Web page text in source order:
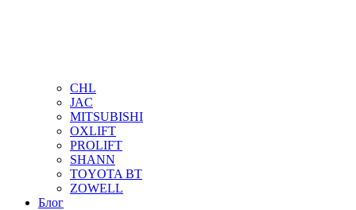
CHL
JAC
MITSUBISHI
OXLIFT
PROLIFT
SHANN
TOYOTA BT
ZOWELL
Блог